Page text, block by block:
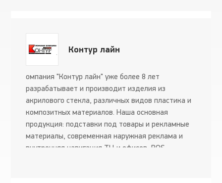
Контур лайн
омпания "Контур лайн" уже более 8 лет
разрабатывает и производит изделия из
акрилового стекла, различных видов пластика и
композитных материалов. Наша основная
продукция: подставки под товары и рекламные
материалы, современная наружная реклама и
внутренняя навигация ТЦ и офисов, РОS-